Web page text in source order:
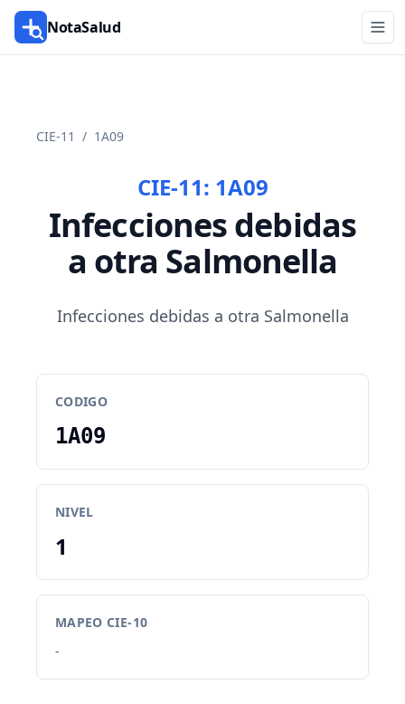
NotaSalud
CIE-11 / 1A09
CIE-11: 1A09
Infecciones debidas
a otra Salmonella
Infecciones debidas a otra Salmonella
CODIGO
1A09
NIVEL
1
MAPEO CIE-10
-